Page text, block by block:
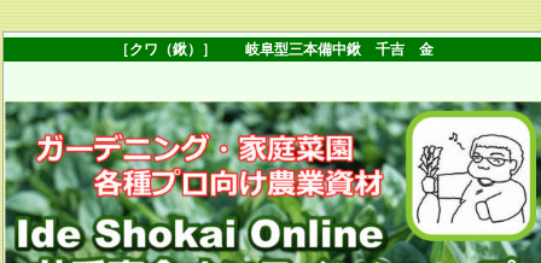
［クワ（鍬）］ 岐阜型三本備中鍬 千吉 金